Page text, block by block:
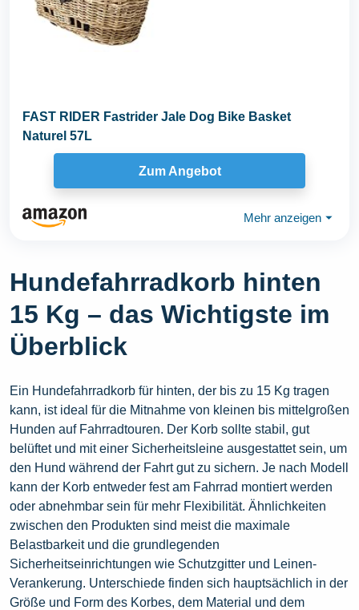
FAST RIDER Fastrider Jale Dog Bike Basket
Naturel 57L
Zum Angebot
Mehr anzeigen ⏷
Hundefahrradkorb hinten
15 Kg – das Wichtigste im
Überblick
Ein Hundefahrradkorb für hinten, der bis zu 15 Kg tragen
kann, ist ideal für die Mitnahme von kleinen bis mittelgroßen
Hunden auf Fahrradtouren. Der Korb sollte stabil, gut
belüftet und mit einer Sicherheitsleine ausgestattet sein, um
den Hund während der Fahrt gut zu sichern. Je nach Modell
kann der Korb entweder fest am Fahrrad montiert werden
oder abnehmbar sein für mehr Flexibilität. Ähnlichkeiten
zwischen den Produkten sind meist die maximale
Belastbarkeit und die grundlegenden
Sicherheitseinrichtungen wie Schutzgitter und Leinen-
Verankerung. Unterschiede finden sich hauptsächlich in der
Größe und Form des Korbes, dem Material und dem